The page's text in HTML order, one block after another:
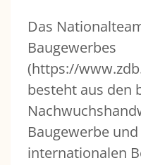
Das
Baugewerbes
(https://
besteht aus den
Baugewerbe
internationalen